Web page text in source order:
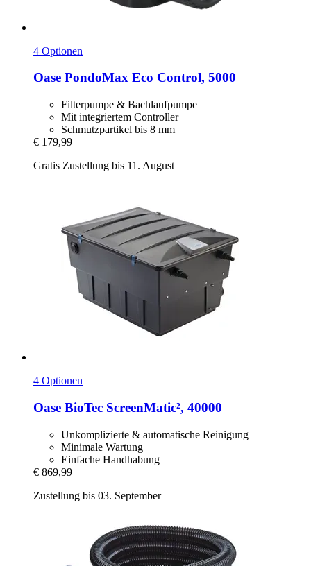
4 Optionen
Oase PondoMax Eco Control, 5000
Filterpumpe & Bachlaufpumpe
Mit integriertem Controller
Schmutzpartikel bis 8 mm
€ 179,99
Gratis Zustellung bis 11. August
4 Optionen
Oase BioTec ScreenMatic², 40000
Unkomplizierte & automatische Reinigung
Minimale Wartung
Einfache Handhabung
€ 869,99
Zustellung bis 03. September